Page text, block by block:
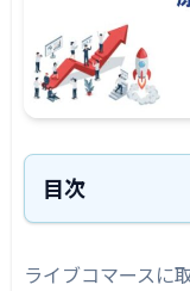
目次
由とは
ライブコマースに